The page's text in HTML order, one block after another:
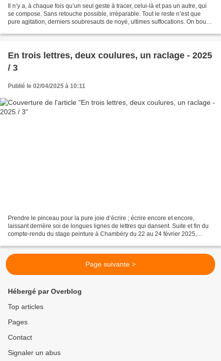
Il n’y a, à chaque fois qu’un seul geste à tracer, celui-là et pas un autre, qui
se compose. Sans retouche possible, irréparable. Tout le reste n’est que
pure agitation, derniers soubresauts de noyé, ultimes suffocations. On bouge
En trois lettres, deux coulures, un raclage - 2025
/ 3
Publié le 02/04/2025 à 10:11
Prendre le pinceau pour la pure joie d’écrire ; écrire encore et encore,
laissant derrière soi de longues lignes de lettres qui dansent. Suite et fin du
compte-rendu du stage peinture à Chambéry du 22 au 24 février 2025,
Page suivante >
Hébergé par Overblog
Top articles
Pages
Contact
Signaler un abus